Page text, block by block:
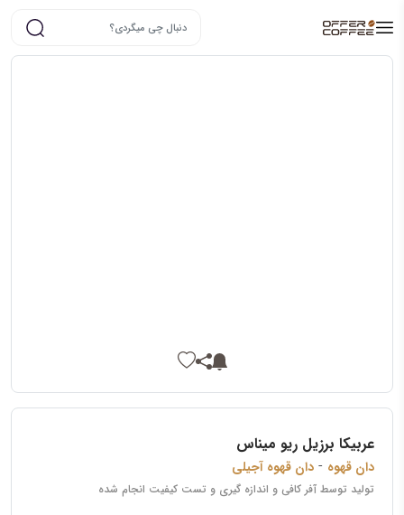
عربیکا برزیل ریو میناس
دان قهوه - دان قهوه آجیلی
تولید توسط آفر کافی و اندازه گیری و تست کیفیت انجام شده